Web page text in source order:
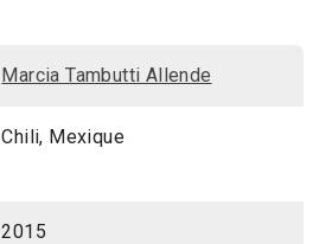
Marcia Tambutti Allende
Chili, Mexique
2015